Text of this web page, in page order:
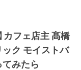
カフェ店主 髙橋
ク モイストバ
みたら